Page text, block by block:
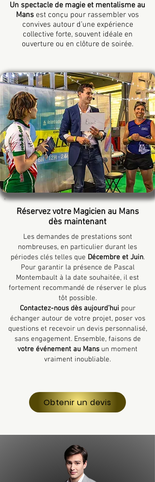
Un spectacle de magie et mentalisme au
Mans est conçu pour rassembler vos
convives autour d’une expérience
collective forte, souvent idéale en
ouverture ou en clôture de soirée.
Réservez votre Magicien au Mans
dès maintenant
Les demandes de prestations sont
nombreuses, en particulier durant les
périodes clés telles que Décembre et Juin.
Pour garantir la présence de Pascal
Montembault à la date souhaitée, il est
fortement recommandé de réserver le plus
tôt possible.
Contactez-nous dès aujourd’hui pour
échanger autour de votre projet, poser vos
questions et recevoir un devis personnalisé,
sans engagement. Ensemble, faisons de
votre événement au Mans un moment
vraiment inoubliable.
Obtenir un devis